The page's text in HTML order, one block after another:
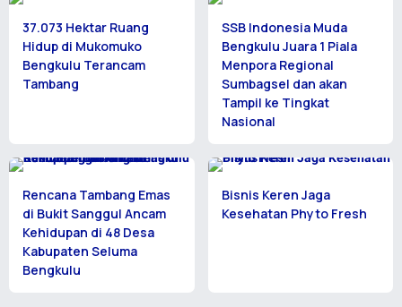
37.073 Hektar Ruang
Hidup di Mukomuko
Bengkulu Terancam
Tambang
SSB Indonesia Muda
Bengkulu Juara 1 Piala
Menpora Regional
Sumbagsel dan akan
Tampil ke Tingkat
Nasional
Rencana Tambang Emas
di Bukit Sanggul Ancam
Kehidupan di 48 Desa
Kabupaten Seluma
Bengkulu
Bisnis Keren Jaga
Kesehatan Phyto Fresh